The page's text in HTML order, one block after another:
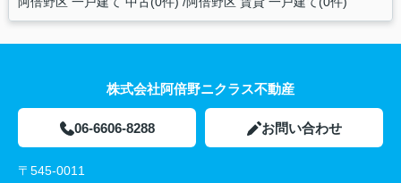
株式会社阿倍野ニクラス不動産
06-6606-8288 お問い合わせ
〒545-0011